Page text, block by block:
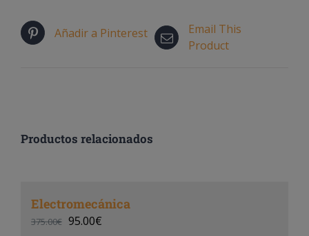
Añadir a Pinterest
Email This
Product
Productos relacionados
Electromecánica
375.00€ 95.00€